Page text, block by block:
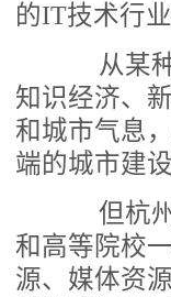
的IT技术行
从某种
知识经济、
和城市气息
端的城市建设
但杭州
和高等院校
源、媒体资